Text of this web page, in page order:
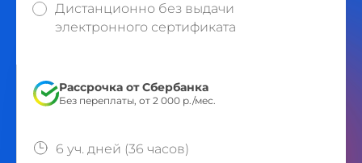
Дистанционно без выдачи
электронного сертификата
Рассрочка от Сбербанка
Без переплаты, от 2 000 р./мес.
6 уч. дней (36 часов)